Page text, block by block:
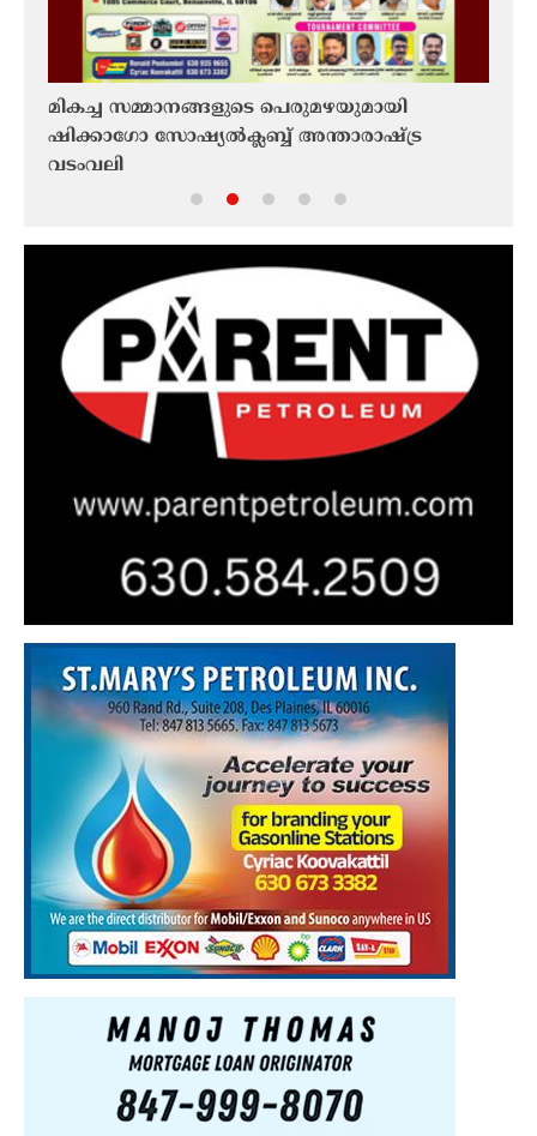
മികച്ച സമ്മാനങ്ങളുടെ പെരുമഴയുമായി
ഷിക്കാഗോ സോഷ്യൽക്ലബ്ബ് അന്താരാഷ്‌ട്ര
വടംവലി